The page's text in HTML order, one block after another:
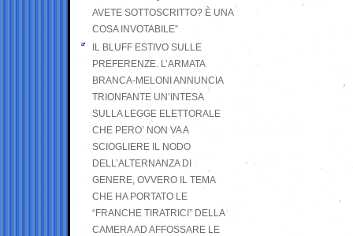
AVETE SOTTOSCRITTO? È UNA
COSA INVOTABILE”
IL BLUFF ESTIVO SULLE
PREFERENZE. L’ARMATA
BRANCA-MELONI ANNUNCIA
TRIONFANTE UN’INTESA
SULLA LEGGE ELETTORALE
CHE PERO’ NON VA A
SCIOGLIERE IL NODO
DELL’ALTERNANZA DI
GENERE, OVVERO IL TEMA
CHE HA PORTATO LE
“FRANCHE TIRATRICI” DELLA
CAMERA AD AFFOSSARE LE